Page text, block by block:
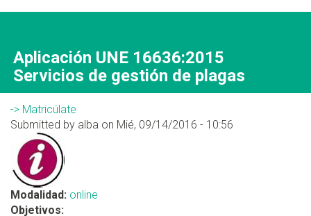
Aplicación UNE 16636:2015
Servicios de gestión de plagas
-> Matricúlate
Submitted by alba on Mié, 09/14/2016 - 10:56
Modalidad: online
Objetivos: